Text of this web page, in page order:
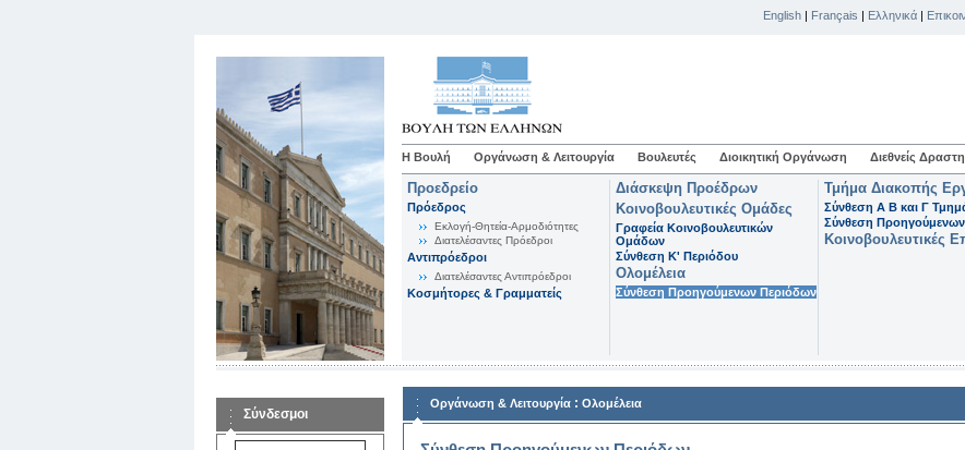
English | Français | Ελληνικά |
Η Βουλή Οργάνωση & Λειτουργία Βουλευτές Διοικητική Οργάνωση Διεθνείς
Προεδρείο
Πρόεδρος
Εκλογή-Θητεία-Αρμοδιότητες
Διατελέσαντες Πρόεδροι
Αντιπρόεδροι
Διατελέσαντες Αντιπρόεδροι
Κοσμήτορες & Γραμματείς
Διάσκεψη Προέδρων
Κοινοβουλευτικές Ομάδες
Γραφεία Κοινοβουλευτικών
Ομάδων
Σύνθεση K' Περιόδου
Ολομέλεια
Σύνθεση Προηγούμενων Περιόδων
Τμήμα Διακοπής
Σύνθεση Α Β και Γ
Σύνθεση
Κοινοβουλευτικές
Σύνδεσμοι
Οργάνωση & Λειτουργία : Ολομέλεια